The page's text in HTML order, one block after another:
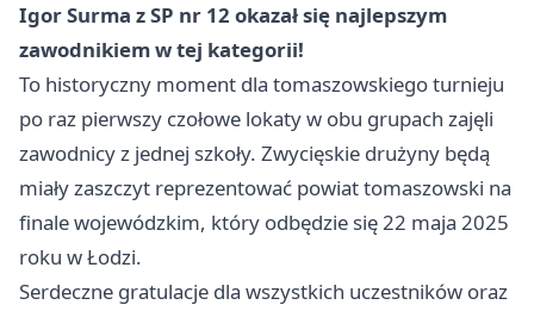
Igor Surma z SP nr 12 okazał się najlepszym
zawodnikiem w tej kategorii!
To historyczny moment dla tomaszowskiego turnieju
po raz pierwszy czołowe lokaty w obu grupach zajęli
zawodnicy z jednej szkoły. Zwycięskie drużyny będą
miały zaszczyt reprezentować powiat tomaszowski na
finale wojewódzkim, który odbędzie się 22 maja 2025
roku w Łodzi.
Serdeczne gratulacje dla wszystkich uczestników oraz